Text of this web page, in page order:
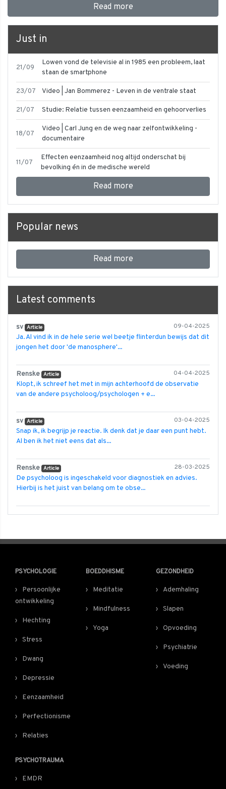
Read more
Just in
21/09
Lowen vond de televisie al in 1985 een probleem, laat
staan de smartphone
23/07 Video | Jan Bommerez - Leven in de ventrale staat
21/07 Studie: Relatie tussen eenzaamheid en gehoorverlies
18/07
Video | Carl Jung en de weg naar zelfontwikkeling -
documentaire
11/07
Effecten eenzaamheid nog altijd onderschat bij
bevolking én in de medische wereld
Read more
Popular news
Read more
Latest comments
09-04-2025
sv Article
Ja. Al vind ik in de hele serie wel beetje flinterdun bewijs dat dit
jongen het door 'de manosphere'...
04-04-2025
Renske Article
Klopt, ik schreef het met in mijn achterhoofd de observatie
van de andere psycholoog/psychologen + e...
03-04-2025
sv Article
Snap ik, ik begrijp je reactie. Ik denk dat je daar een punt hebt.
Al ben ik het niet eens dat als...
28-03-2025
Renske Article
De psycholoog is ingeschakeld voor diagnostiek en advies.
Hierbij is het juist van belang om te obse...
PSYCHOLOGIE
Persoonlijke
ontwikkeling
Hechting
Stress
Dwang
Depressie
Eenzaamheid
Perfectionisme
Relaties
BOEDDHISME
Meditatie
Mindfulness
Yoga
GEZONDHEID
Ademhaling
Slapen
Opvoeding
Psychiatrie
Voeding
PSYCHOTRAUMA
EMDR